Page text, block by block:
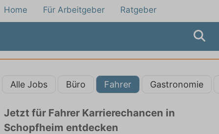
Home Für Arbeitgeber Ratgeber
Alle Jobs Büro Fahrer Gastronomie
Jetzt für Fahrer Karrierechancen in
Schopfheim entdecken